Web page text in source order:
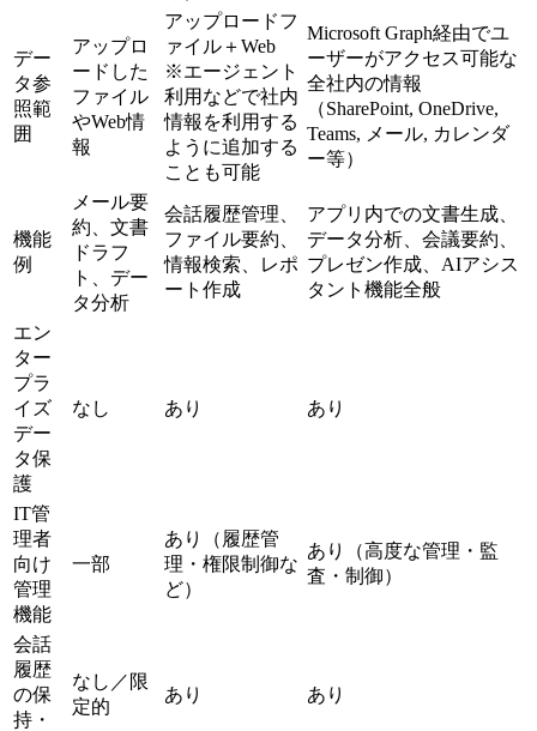
デー
タ参
照範
囲
アップロ
ードした
ファイル
やWeb情
報
アップロードフ
ァイル＋Web
※エージェント
利用などで社内
情報を利用する
ように追加する
ことも可能
Microsoft Graph経由でユ
ーザーがアクセス可能な
全社内の情報
（SharePoint, OneDrive,
Teams, メール, カレンダ
ー等）
機能
例
メール要
約、文書
ドラフ
ト、デー
タ分析
会話履歴管理、
ファイル要約、
情報検索、レポ
ート作成
アプリ内での文書生成、
データ分析、会議要約、
プレゼン作成、AIアシス
タント機能全般
エン
ター
プラ
イズ
デー
タ保
護
なし あり あり
IT管
理者
向け
管理
機能
一部
あり（履歴管
理・権限制御な
ど）
あり（高度な管理・監
査・制御）
会話
履歴
の保
持・
なし／限
定的
あり あり